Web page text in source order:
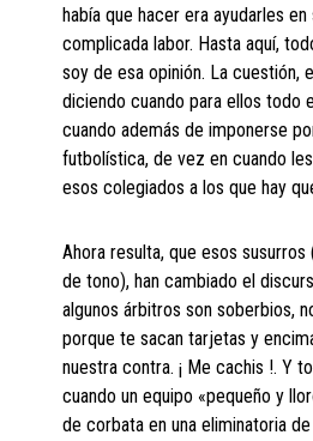
había que hacer era ayudarles
complicada labor. Hasta aquí,
soy de esa opinión. La cuestión,
diciendo cuando para ellos todo
cuando además de imponerse
futbolística, de vez en cuando
esos colegiados a los que hay
Ahora resulta, que esos
de tono), han cambiado el
algunos árbitros son soberbios,
porque te sacan tarjetas y
nuestra contra. ¡ Me cachis !. Y
cuando un equipo «pequeño y
de corbata en una eliminatoria